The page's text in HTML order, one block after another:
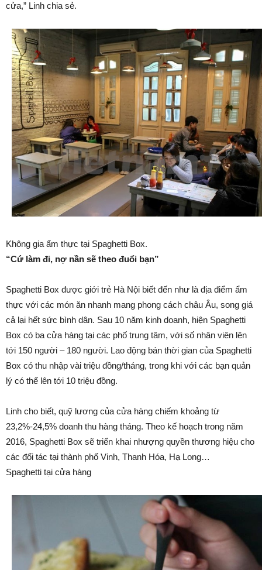
cửa,” Linh chia sẻ.
Không gia ẩm thực tại Spaghetti Box.
“Cứ làm đi, nợ nần sẽ theo đuổi bạn”
Spaghetti Box được giới trẻ Hà Nội biết đến như là địa điểm ẩm
thực với các món ăn nhanh mang phong cách châu Âu, song giá
cả lại hết sức bình dân. Sau 10 năm kinh doanh, hiện Spaghetti
Box có ba cửa hàng tại các phố trung tâm, với số nhân viên lên
tới 150 người – 180 người. Lao động bán thời gian của Spaghetti
Box có thu nhập vài triệu đồng/tháng, trong khi với các bạn quản
lý có thể lên tới 10 triệu đồng.
Linh cho biết, quỹ lương của cửa hàng chiếm khoảng từ
23,2%-24,5% doanh thu hàng tháng. Theo kế hoạch trong năm
2016, Spaghetti Box sẽ triển khai nhượng quyền thương hiệu cho
các đối tác tại thành phố Vinh, Thanh Hóa, Hạ Long…
Spaghetti tại cửa hàng